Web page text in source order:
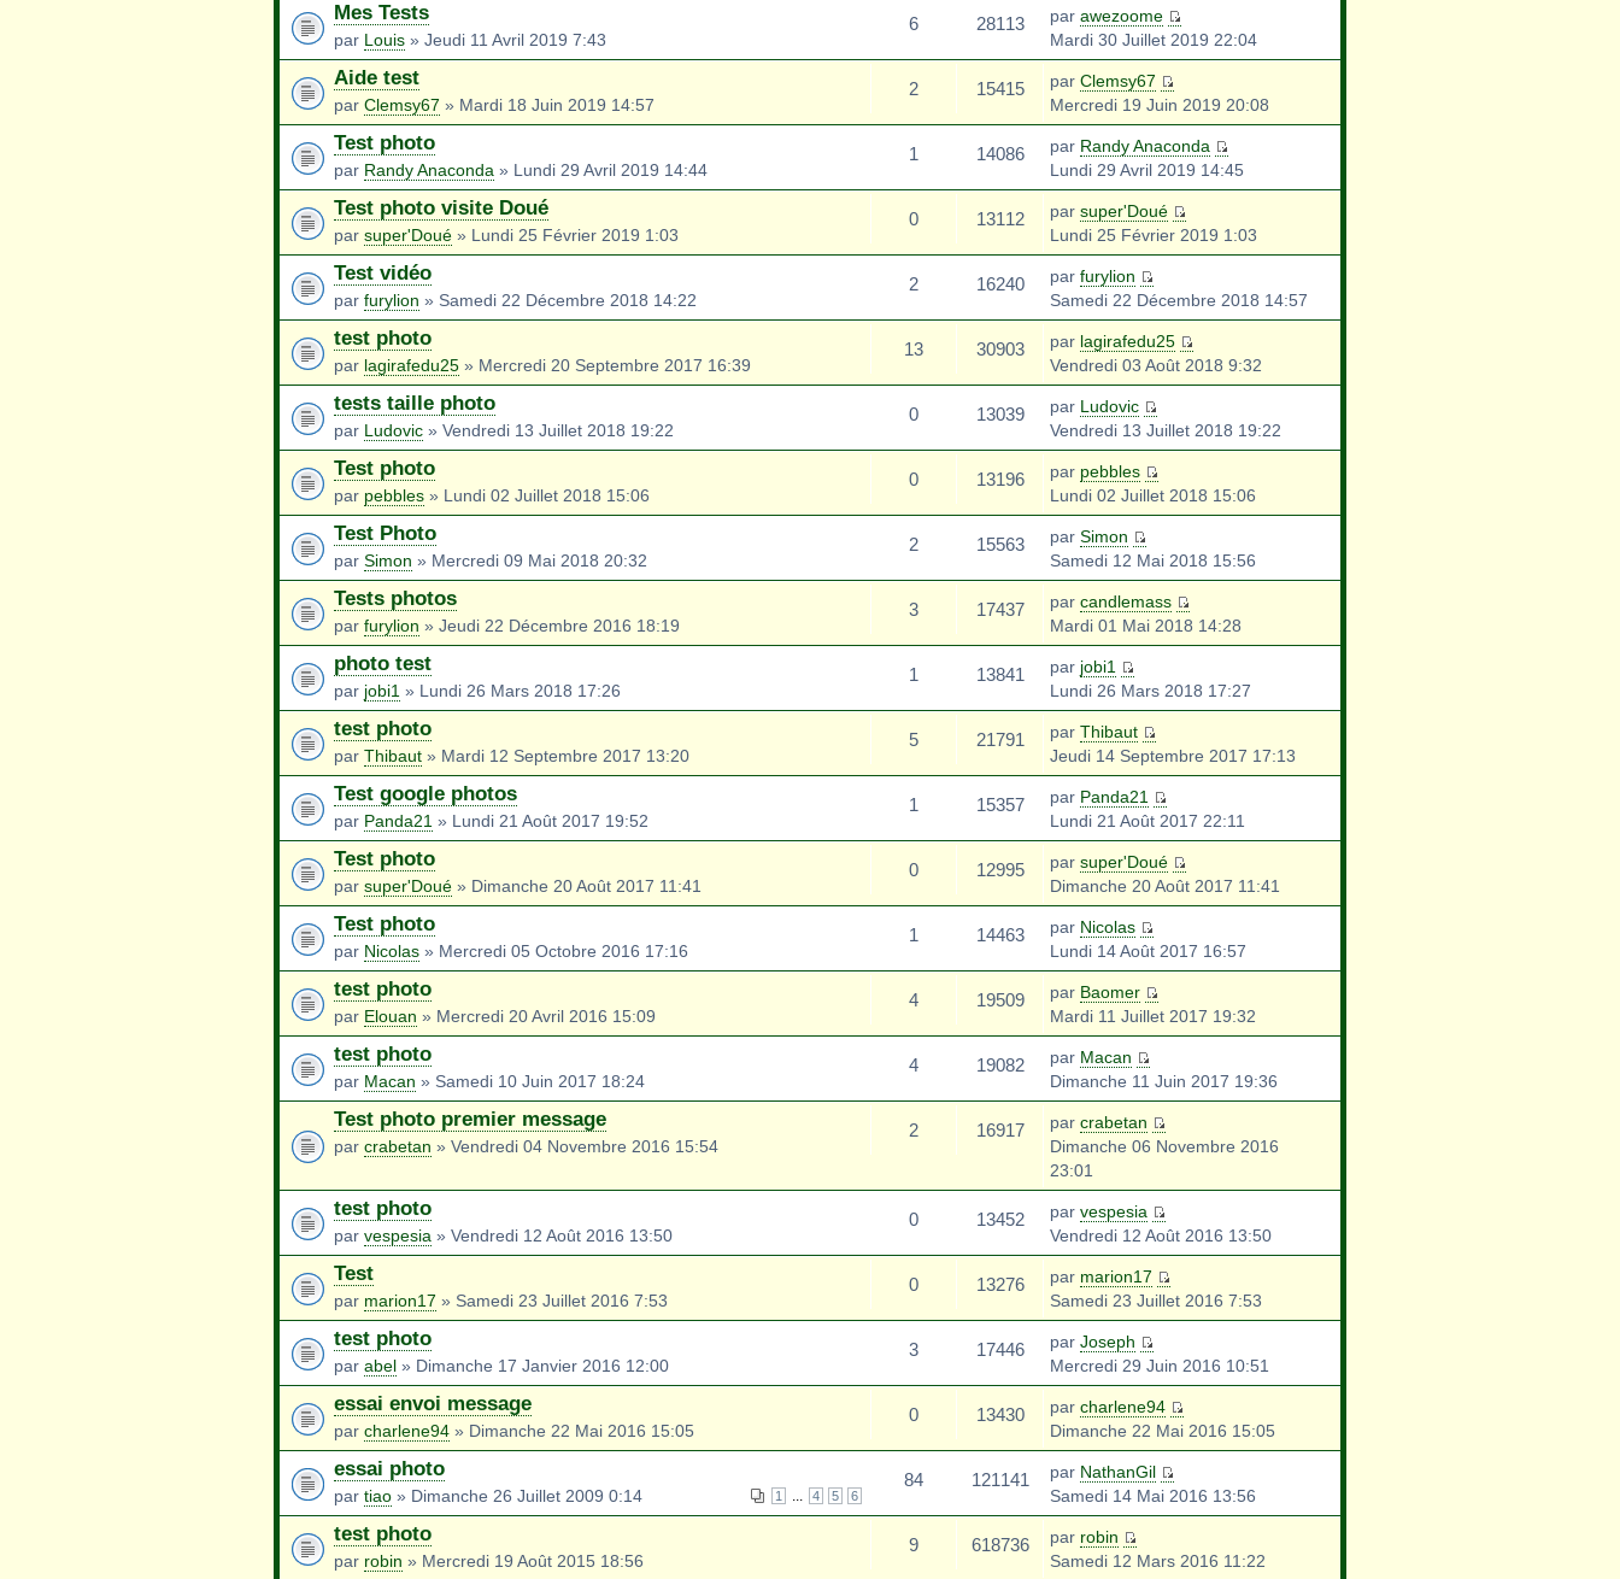
Mes Tests
par Louis » Jeudi 11 Avril 2019 7:43
6 28113 par awezoome
Mardi 30 Juillet 2019 22:04
Aide test
par Clemsy67 » Mardi 18 Juin 2019 14:57
2 15415 par Clemsy67
Mercredi 19 Juin 2019 20:08
Test photo
par Randy Anaconda » Lundi 29 Avril 2019 14:44
1 14086 par Randy Anaconda
Lundi 29 Avril 2019 14:45
Test photo visite Doué
par super'Doué » Lundi 25 Février 2019 1:03
0 13112 par super'Doué
Lundi 25 Février 2019 1:03
Test vidéo
par furylion » Samedi 22 Décembre 2018 14:22
2 16240 par furylion
Samedi 22 Décembre 2018 14:57
test photo
par lagirafedu25 » Mercredi 20 Septembre 2017 16:39
13 30903 par lagirafedu25
Vendredi 03 Août 2018 9:32
tests taille photo
par Ludovic » Vendredi 13 Juillet 2018 19:22
0 13039 par Ludovic
Vendredi 13 Juillet 2018 19:22
Test photo
par pebbles » Lundi 02 Juillet 2018 15:06
0 13196 par pebbles
Lundi 02 Juillet 2018 15:06
Test Photo
par Simon » Mercredi 09 Mai 2018 20:32
2 15563 par Simon
Samedi 12 Mai 2018 15:56
Tests photos
par furylion » Jeudi 22 Décembre 2016 18:19
3 17437 par candlemass
Mardi 01 Mai 2018 14:28
photo test
par jobi1 » Lundi 26 Mars 2018 17:26
1 13841 par jobi1
Lundi 26 Mars 2018 17:27
test photo
par Thibaut » Mardi 12 Septembre 2017 13:20
5 21791 par Thibaut
Jeudi 14 Septembre 2017 17:13
Test google photos
par Panda21 » Lundi 21 Août 2017 19:52
1 15357 par Panda21
Lundi 21 Août 2017 22:11
Test photo
par super'Doué » Dimanche 20 Août 2017 11:41
0 12995 par super'Doué
Dimanche 20 Août 2017 11:41
Test photo
par Nicolas » Mercredi 05 Octobre 2016 17:16
1 14463 par Nicolas
Lundi 14 Août 2017 16:57
test photo
par Elouan » Mercredi 20 Avril 2016 15:09
4 19509 par Baomer
Mardi 11 Juillet 2017 19:32
test photo
par Macan » Samedi 10 Juin 2017 18:24
4 19082 par Macan
Dimanche 11 Juin 2017 19:36
Test photo premier message
par crabetan » Vendredi 04 Novembre 2016 15:54
2 16917 par crabetan
Dimanche 06 Novembre 2016
23:01
test photo
par vespesia » Vendredi 12 Août 2016 13:50
0 13452 par vespesia
Vendredi 12 Août 2016 13:50
Test
par marion17 » Samedi 23 Juillet 2016 7:53
0 13276 par marion17
Samedi 23 Juillet 2016 7:53
test photo
par abel » Dimanche 17 Janvier 2016 12:00
3 17446 par Joseph
Mercredi 29 Juin 2016 10:51
essai envoi message
par charlene94 » Dimanche 22 Mai 2016 15:05
0 13430 par charlene94
Dimanche 22 Mai 2016 15:05
essai photo
1 ... 4 5 6
par tiao » Dimanche 26 Juillet 2009 0:14
84 121141 par NathanGil
Samedi 14 Mai 2016 13:56
test photo
par robin » Mercredi 19 Août 2015 18:56
9 618736 par robin
Samedi 12 Mars 2016 11:22